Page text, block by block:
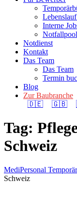
Interne
Notfallpool
Notdienst
Kontakt
Das Team
Das Team
Termin
Blog
Zur Baubranche
🇩🇪
🇬🇧
Tag:
Schweiz
MediPersonal
Schweiz